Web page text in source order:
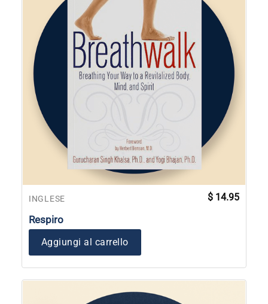
INGLESE
Respiro
$ 14.95
Aggiungi al carrello